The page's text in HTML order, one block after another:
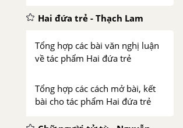
Hai đứa trẻ - Thạch Lam
Tổng hợp các bài văn nghị luận
về tác phẩm Hai đứa trẻ
Tổng hợp các cách mở bài, kết
bài cho tác phẩm Hai đứa trẻ